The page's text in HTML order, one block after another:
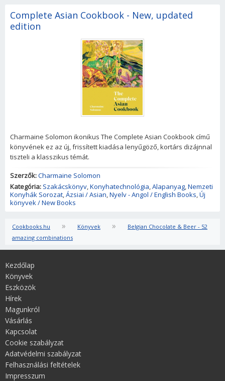
Complete Asian Cookbook - New, updated
edition
Charmaine Solomon ikonikus The Complete Asian Cookbook című
könyvének ez az új, frissített kiadása lenyűgöző, kortárs dizájnnal
tiszteli a klasszikus témát.
Szerzők:Charmaine Solomon
Kategória: Szakácskönyv,Konyhatechnológia,Alapanyag,Nemzeti
Konyhák Sorozat,Ázsiai / Asian,Nyelv - Angol / English Books,Új
könyvek / New Books
Cookbooks.hu » Könyvek »
Belgian Chocolate & Beer - 52
amazing combinations
Kezdőlap
Könyvek
Eszközök
Hírek
Magunkról
Vásárlás
Kapcsolat
Cookie szabályzat
Adatvédelmi szabályzat
Felhasználási feltételek
Impresszum